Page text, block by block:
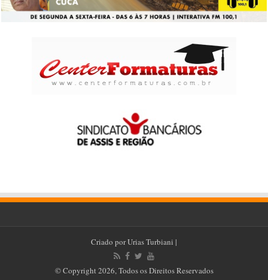
Criado porUrias Turbiani |
© Copyright 2026, Todos os Direitos Reservados